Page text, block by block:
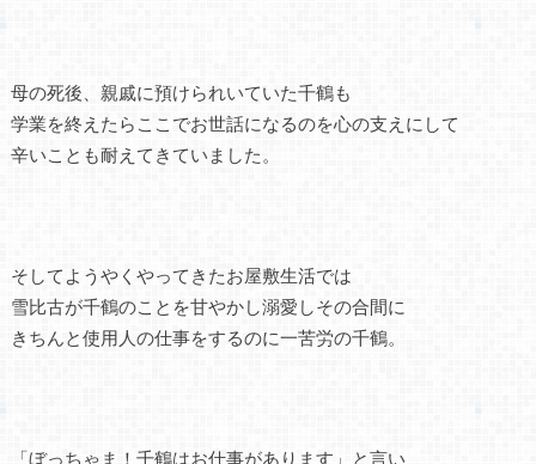
母の死後、親戚に預けられいていた千鶴も
学業を終えたらここでお世話になるのを心の支えにして
辛いことも耐えてきていました。
そしてようやくやってきたお屋敷生活では
雪比古が千鶴のことを甘やかし溺愛しその合間に
きちんと使用人の仕事をするのに一苦労の千鶴。
「ぼっちゃま！千鶴はお仕事があります」と言い